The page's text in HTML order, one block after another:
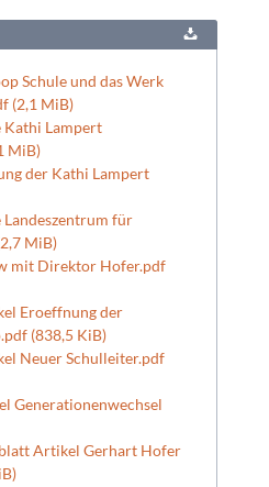
Schule und das Werk
(2,1 MiB)
Kathi Lampert
MiB)
der Kathi Lampert
für
MiB)
mit Direktor Hofer.pdf
Eroeffnung der
(838,5 KiB)
Neuer Schulleiter.pdf
Generationenwechsel
Artikel Gerhart Hofer